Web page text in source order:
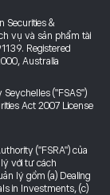
Securities &
vụ và sản phẩm tài
Registered
Australia
Seychelles ("FSAS")
Act 2007 License
("FSRA") của
với tư cách
lý gồm (a) Dealing
in Investments, (c)